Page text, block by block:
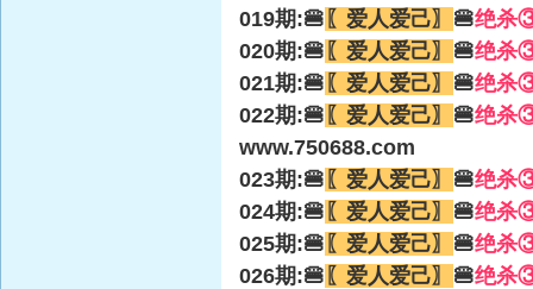
019期:🍔 〖爱人爱己〗 🍔绝杀
020期:🍔 〖爱人爱己〗 🍔绝杀
021期:🍔 〖爱人爱己〗 🍔绝杀
022期:🍔 〖爱人爱己〗 🍔绝杀
www.750688.com
023期:🍔 〖爱人爱己〗 🍔绝杀
024期:🍔 〖爱人爱己〗 🍔绝杀
025期:🍔 〖爱人爱己〗 🍔绝杀
026期:🍔 〖爱人爱己〗 🍔绝杀